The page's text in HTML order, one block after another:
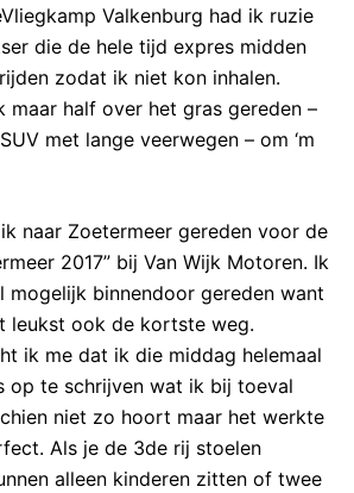
Valkenburg had ik ruzie
die de hele tijd expres midden
zodat ik niet kon inhalen.
maar half over het gras gereden –
met lange veerwegen – om ‘m
naar Zoetermeer gereden voor de
2017” bij Van Wijk Motoren. Ik
mogelijk binnendoor gereden want
leukst ook de kortste weg.
ik me dat ik die middag helemaal
op te schrijven wat ik bij toeval
niet zo hoort maar het werkte
Als je de 3de rij stoelen
alleen kinderen zitten of twee